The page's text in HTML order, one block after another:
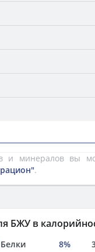
и минералов вы
.
БЖУ в
Белки 8%